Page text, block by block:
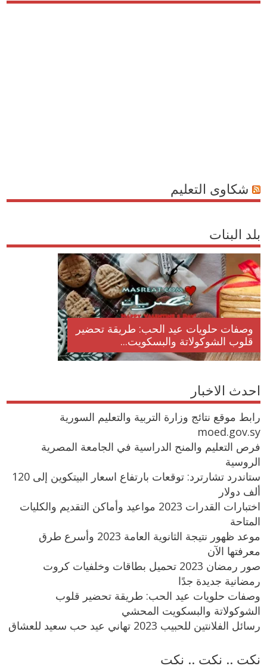
شكاوى التعليم
بلد البنات
وصفات حلويات عيد الحب: طريقة تحضير
قلوب الشوكولاتة والبسكويت...
احدث الاخبار
رابط موقع نتائج وزارة التربية والتعليم السورية
moed.gov.sy
فرص التعليم والمنح الدراسية في الجامعة المصرية
الروسية
ستاندرد تشارترد: توقعات بارتفاع اسعار البيتكوين إلى 120
ألف دولار
اختبارات القدرات 2023 مواعيد وأماكن التقديم والكليات
المتاحة
موعد ظهور نتيجة الثانوية العامة 2023 وأسرع طرق
معرفتها الآن
صور رمضان 2023 تحميل بطاقات وخلفيات كروت
رمضانية جديدة جدًا
وصفات حلويات عيد الحب: طريقة تحضير قلوب
الشوكولاتة والبسكويت المحشي
رسائل الفلانتين للحبيب 2023 تهاني عيد حب سعيد للعشاق
نكت .. نكت .. نكت